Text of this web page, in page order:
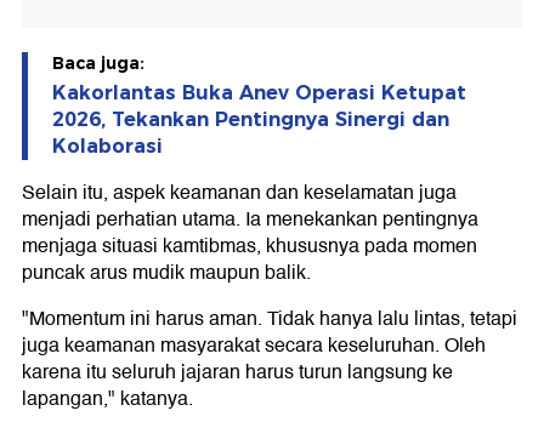
Baca juga:
Kakorlantas Buka Anev Operasi Ketupat
2026, Tekankan Pentingnya Sinergi dan
Kolaborasi
Selain itu, aspek keamanan dan keselamatan juga
menjadi perhatian utama. Ia menekankan pentingnya
menjaga situasi kamtibmas, khususnya pada momen
puncak arus mudik maupun balik.
"Momentum ini harus aman. Tidak hanya lalu lintas, tetapi
juga keamanan masyarakat secara keseluruhan. Oleh
karena itu seluruh jajaran harus turun langsung ke
lapangan," katanya.